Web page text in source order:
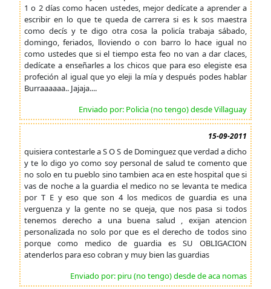
1 o 2 días como hacen ustedes, mejor dedícate a aprender a
escribir en lo que te queda de carrera si es k sos maestra
como decís y te digo otra cosa la policía trabaja sábado,
domingo, feriados, lloviendo o con barro lo hace igual no
como ustedes que si el tiempo esta feo no van a dar claces,
dedícate a enseñarles a los chicos que para eso elegiste esa
profeción al igual que yo eleji la mía y después podes hablar
Burraaaaaa.. Jajaja....
Enviado por: Policìa (no tengo) desde Villaguay
15-09-2011
quisiera contestarle a S O S de Dominguez que verdad a dicho
y te lo digo yo como soy personal de salud te comento que
no solo en tu pueblo sino tambien aca en este hospital que si
vas de noche a la guardia el medico no se levanta te medica
por T E y eso que son 4 los medicos de guardia es una
verguenza y la gente no se queja, que nos pasa si todos
tenemos derecho a una buena salud , exijan atencion
personalizada no solo por que es el derecho de todos sino
porque como medico de guardia es SU OBLIGACION
atenderlos para eso cobran y muy bien las guardias
Enviado por: piru (no tengo) desde de aca nomas